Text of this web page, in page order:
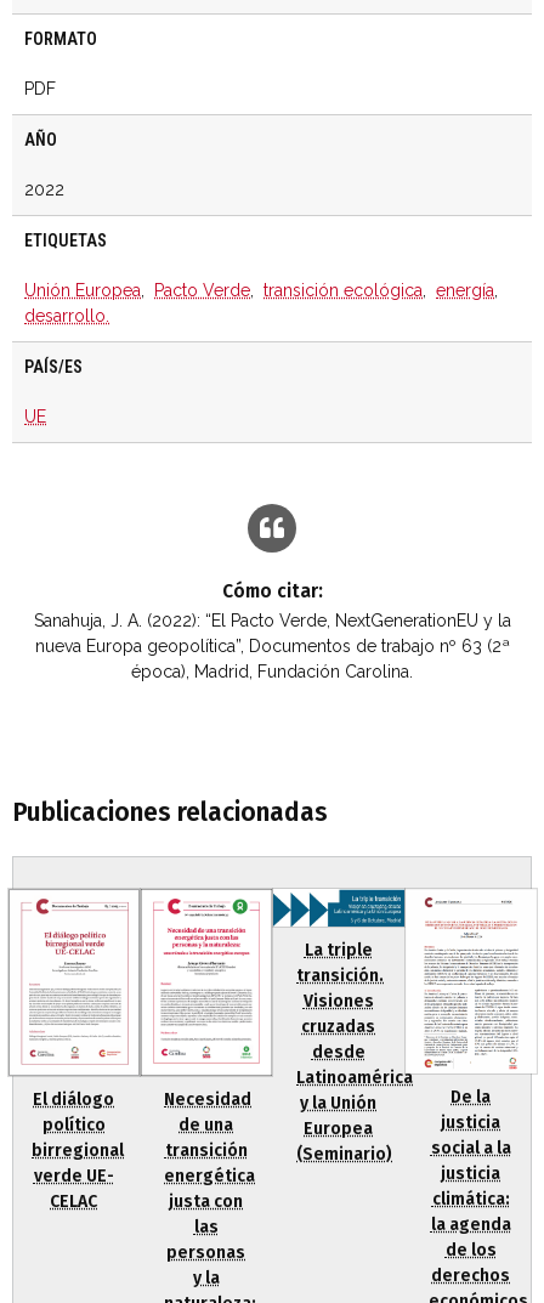
FORMATO
PDF
AÑO
2022
ETIQUETAS
Unión Europea, Pacto Verde, transición ecológica, energía,
desarrollo.
PAÍS/ES
UE
Cómo citar:
Sanahuja, J. A. (2022): “El Pacto Verde, NextGenerationEU y la
nueva Europa geopolítica”, Documentos de trabajo nº 63 (2ª
época), Madrid, Fundación Carolina.
Publicaciones relacionadas
El diálogo
político
birregional
verde UE-
CELAC
Necesidad
de una
transición
energética
justa con
las
personas
y la
La triple
transición.
Visiones
cruzadas
desde
Latinoamérica
y la Unión
Europea
(Seminario)
De la
justicia
social a la
justicia
climática:
la agenda
de los
derechos